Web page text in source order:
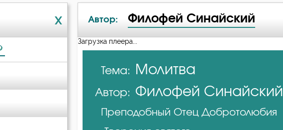
X Автор: Филофей Синайский
А-я
Авва Дорофей
Загрузка плеера...
Тема: Молитва
Автор: Филофей Синайский
Преподобный Отец Добротолюбия